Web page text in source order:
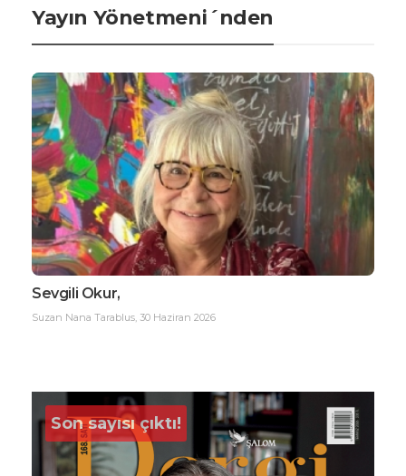
Yayın Yönetmeni´nden
Sevgili Okur,
Suzan Nana Tarablus, 30 Haziran 2026
Son sayısı çıktı!